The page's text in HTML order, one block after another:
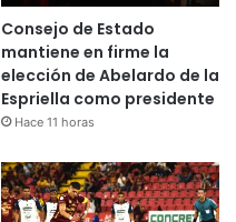
Consejo de Estado
mantiene en firme la
elección de Abelardo de la
Espriella como presidente
Hace 11 horas